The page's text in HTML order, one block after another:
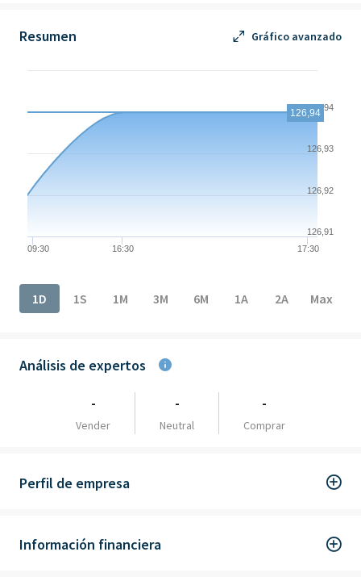
Resumen Gráfico avanzado
Chart
The chart has 1 X axis displaying Time. Data ranges from
The chart has 1 Y axis displaying values. Data ranges from
09:30 16:30 17:30
126,91
126,92
126,93
126,94
126,94
1D
1S 1M 3M 6M 1A 2A Max
Análisis de expertos
-
Vender
-
Neutral
-
Comprar
Perfil de empresa
Información financiera